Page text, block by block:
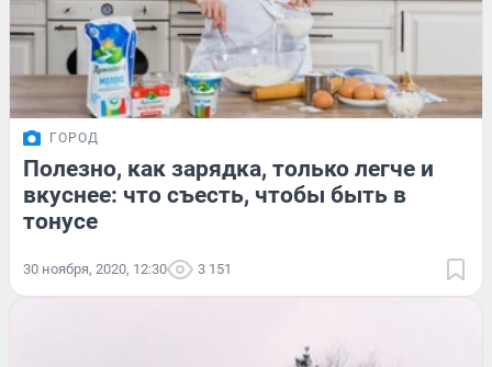
ГОРОД
Полезно, как зарядка, только легче и
вкуснее: что съесть, чтобы быть в
тонусе
30 ноября, 2020, 12:30 3 151